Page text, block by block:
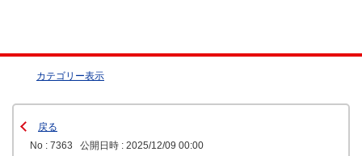
カテゴリー表示
戻る
No : 7363
公開日時 : 2025/12/09 00:00